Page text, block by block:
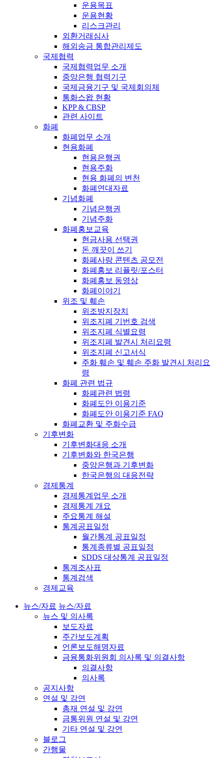
운용목표
운용현황
리스크관리
외환거래심사
해외송금 통합관리제도
국제협력
국제협력업무 소개
중앙은행 협력기구
국제금융기구 및 국제회의체
통화스왑 현황
KPP & CBSP
관련 사이트
화폐
화폐업무 소개
현용화폐
현용은행권
현용주화
현용 화폐의 변천
화폐연대자료
기념화폐
기념은행권
기념주화
화폐홍보교육
현금사용 선택권
돈 깨끗이 쓰기
화폐사랑 콘텐츠 공모전
화폐홍보 리플릿/포스터
화폐홍보 동영상
화폐이야기
위조 및 훼손
위조방지장치
위조지폐 기번호 검색
위조지폐 식별요령
위조지폐 발견시 처리요령
위조지폐 신고서식
주화 훼손 및 훼손 주화 발견시 처리요
령
화폐 관련 법규
화폐관련 법령
화폐도안 이용기준
화폐도안 이용기준 FAQ
화폐교환 및 주화수급
기후변화
기후변화대응 소개
기후변화와 한국은행
중앙은행과 기후변화
한국은행의 대응전략
경제통계
경제통계업무 소개
경제통계 개요
주요통계 해설
통계공표일정
월간통계 공표일정
통계종류별 공표일정
SDDS 대상통계 공표일정
통계조사표
통계검색
경제교육
뉴스/자료 뉴스/자료
뉴스 및 의사록
보도자료
주간보도계획
언론보도해명자료
금융통화위원회 의사록 및 의결사항
의결사항
의사록
공지사항
연설 및 강연
총재 연설 및 강연
금통위원 연설 및 강연
기타 연설 및 강연
블로그
간행물